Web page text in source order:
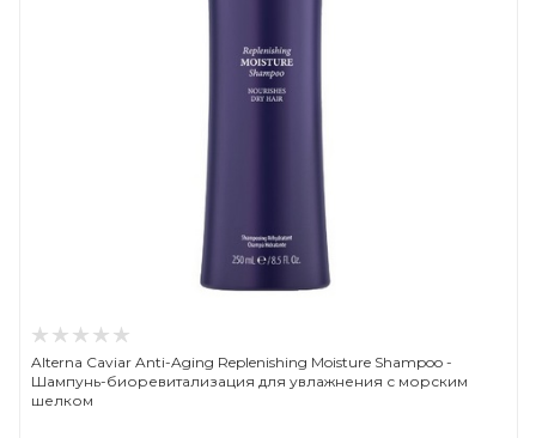
Alterna Caviar Anti-Aging Replenishing Moisture Shampoo -
Шампунь-биоревитализация для увлажнения с морским
шелком